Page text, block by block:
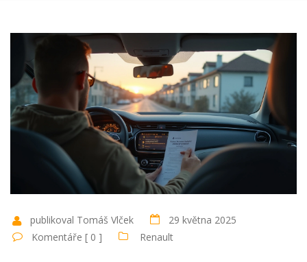
publikoval Tomáš Vlček
29 května 2025
Komentáře [ 0 ]
Renault